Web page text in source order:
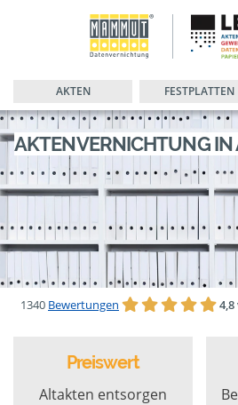
AKTEN FESTPLATTEN
AKTENVERNICHTUNG IN
1340 Bewertungen
Preiswert
Altakten entsorgen